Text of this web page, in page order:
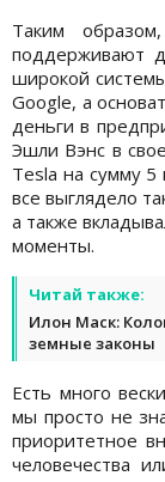
Таким
поддерживают
широкой
Google, а
деньги в
Эшли Вэнс в
Tesla на сумму 5
все выглядело
а также
моменты.
Читай также:
Илон Маск:
земные законы
Есть много
мы просто не
приоритетное
человечества